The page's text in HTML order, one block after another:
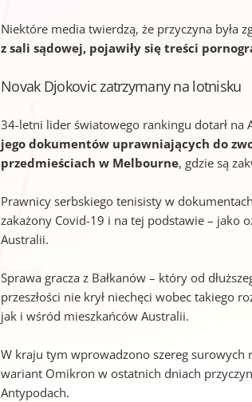
Niektóre media twierdzą, że przyczyna była
z sali sądowej, pojawiły się treści
Novak Djokovic zatrzymany na lotnisku
34-letni lider światowego rankingu dotarł na
jego dokumentów uprawniających do
przedmieściach w Melbourne, gdzie są
Prawnicy serbskiego tenisisty w
zakażony Covid-19 i na tej podstawie – jako
Australii.
Sprawa gracza z Bałkanów – który od
przeszłości nie krył niechęci wobec takiego
jak i wśród mieszkańców Australii.
W kraju tym wprowadzono szereg surowych
wariant Omikron w ostatnich dniach
Antypodach.